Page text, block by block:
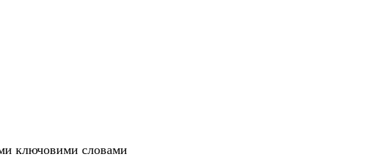
ключовими словами